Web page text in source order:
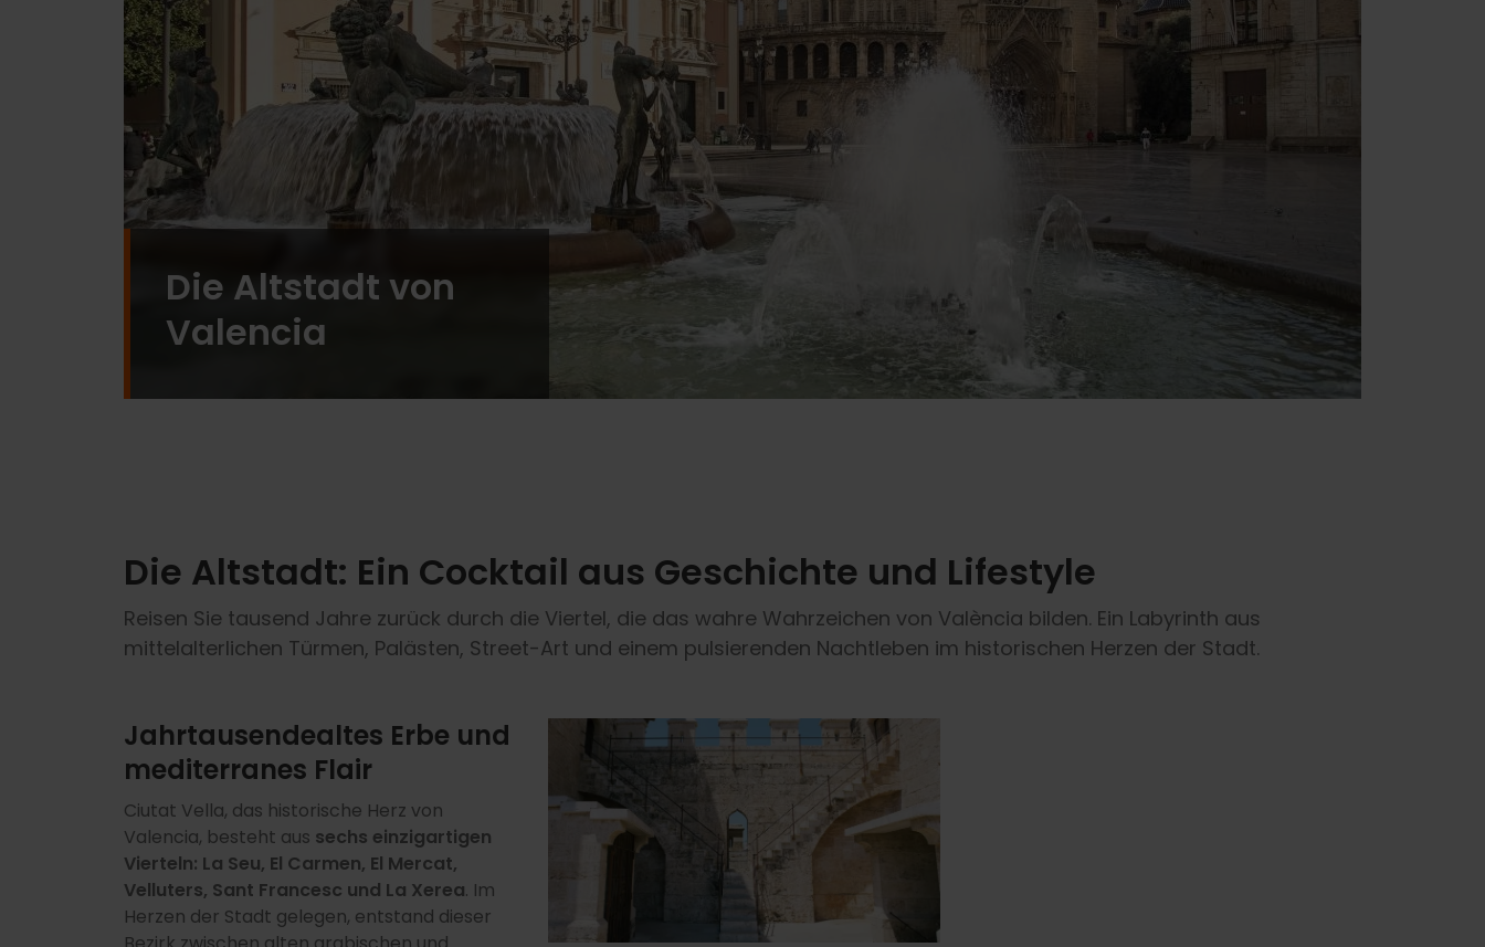
Die Altstadt von
Valencia
Die Altstadt: Ein Cocktail aus Geschichte und Lifestyle
Reisen Sie tausend Jahre zurück durch die Viertel, die das wahre Wahrzeichen von València bilden. Ein Labyrinth aus
mittelalterlichen Türmen, Palästen, Street-Art und einem pulsierenden Nachtleben im historischen Herzen der Stadt.
Jahrtausendealtes Erbe und
mediterranes Flair
Ciutat Vella, das historische Herz von
Valencia, besteht aus sechs einzigartigen
Vierteln: La Seu, El Carmen, El Mercat,
Velluters, Sant Francesc und La Xerea. Im
Herzen der Stadt gelegen, entstand dieser